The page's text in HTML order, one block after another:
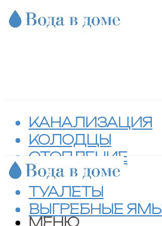
КАНАЛИЗАЦИЯ
КОЛОДЦЫ
ОТОПЛЕНИЕ
СЕПТИКИ
ТУАЛЕТЫ
ВЫГРЕБНЫЕ ЯМЫ
МЕНЮ